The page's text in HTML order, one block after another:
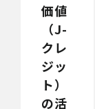
価値
（J-
クレ
ジッ
ト）
の活